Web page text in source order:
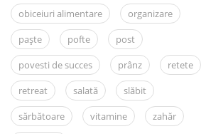
obiceiuri alimentare
organizare
paște
pofte
post
povesti de succes
prânz
retete
retreat
salată
slăbit
sărbătoare
vitamine
zahăr